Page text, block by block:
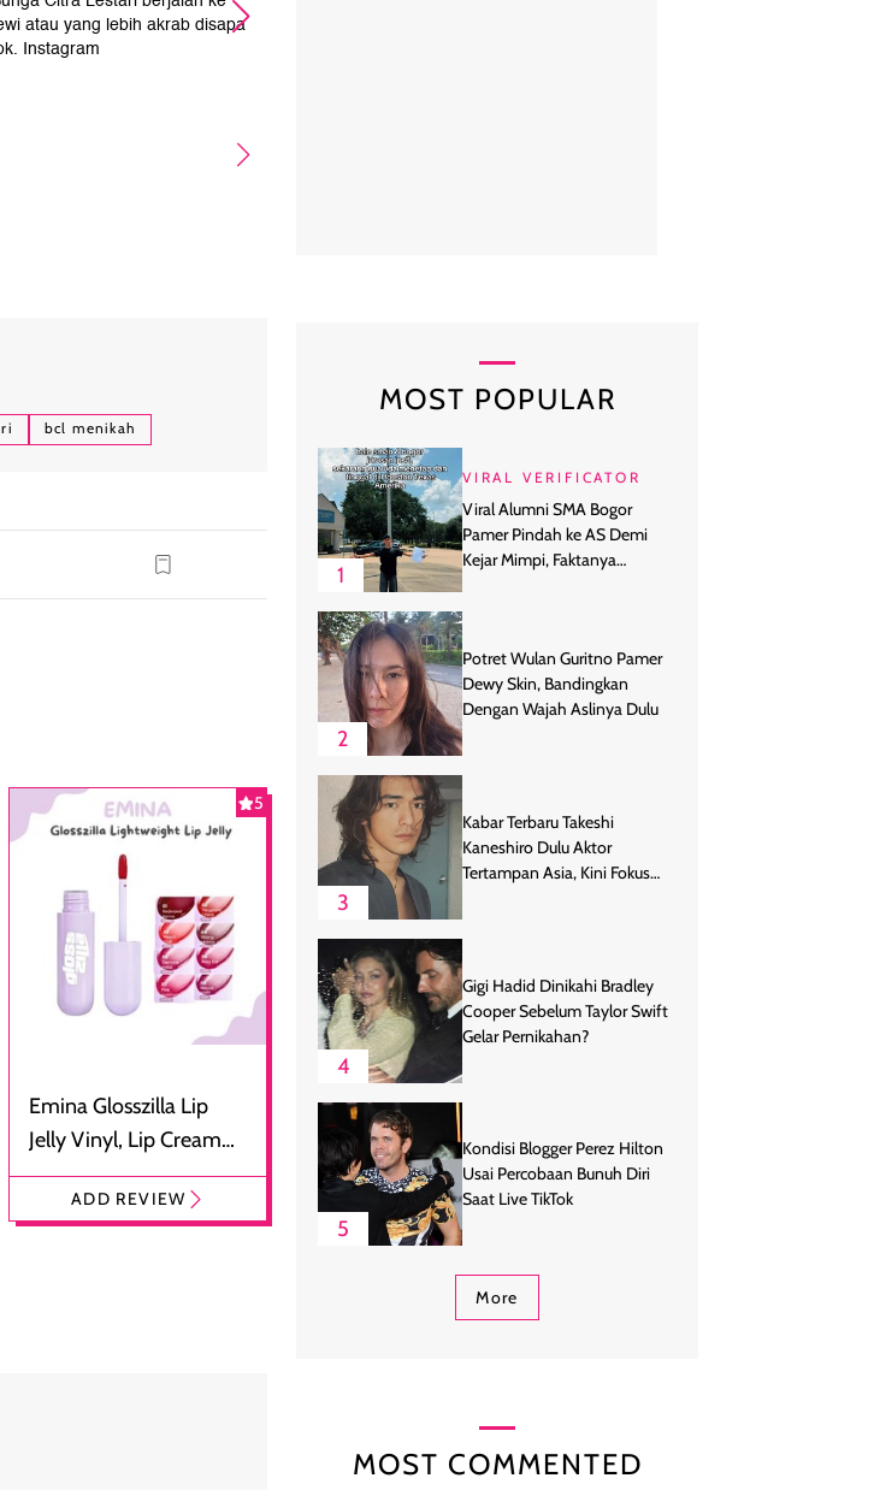
atau yang lebih akrab disapa
Instagram
bcl menikah
5
Emina Glosszilla Lip
Jelly Vinyl, Lip Cream
Glossy Ringan dengan
Efek Bibir Plumpy
ADD REVIEW
MOST POPULAR
1
VIRAL VERIFICATOR
Viral Alumni SMA Bogor
Pamer Pindah ke AS Demi
Kejar Mimpi, Faktanya
2
Potret Wulan Guritno Pamer
Dewy Skin, Bandingkan
Dengan Wajah Aslinya Dulu
3
Kabar Terbaru Takeshi
Kaneshiro Dulu Aktor
Tertampan Asia, Kini Fokus
4
Gigi Hadid Dinikahi Bradley
Cooper Sebelum Taylor Swift
Gelar Pernikahan?
5
Kondisi Blogger Perez Hilton
Usai Percobaan Bunuh Diri
Saat Live TikTok
More
MOST COMMENTED